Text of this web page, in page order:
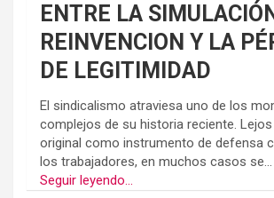
ENTRE LA
REINVENCION Y LA
DE LEGITIMIDAD
El sindicalismo atraviesa uno de los
complejos de su historia reciente. Lejos
original como instrumento de defensa
los trabajadores, en muchos casos se...
Seguir leyendo...